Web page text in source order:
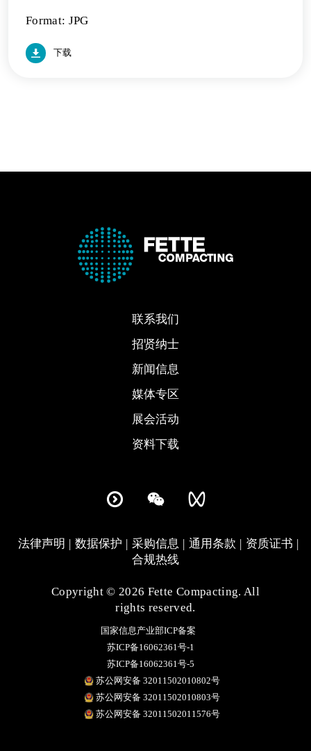
Format: JPG
下载
联系我们
招贤纳士
新闻信息
媒体专区
展会活动
资料下载
法律声明 数据保护 采购信息 通用条款
资质证书
合规热线
Copyright © 2026 Fette Compacting. All
rights reserved.
国家信息产业部ICP备案
苏ICP备16062361号-1
苏ICP备16062361号-5
苏公网安备 32011502010802号
苏公网安备 32011502010803号
苏公网安备 32011502011576号